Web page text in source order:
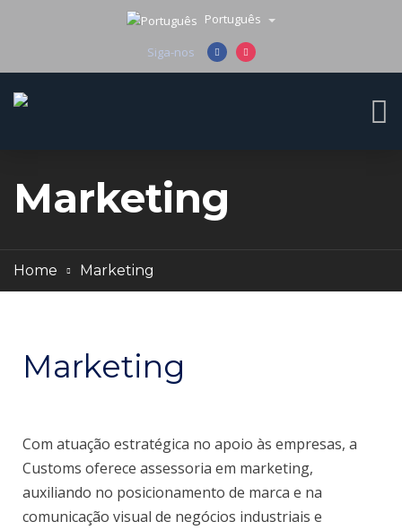
Português
Siga-nos
Marketing
Home Marketing
Marketing
Com atuação estratégica no apoio às empresas, a
Customs oferece assessoria em marketing,
auxiliando no posicionamento de marca e na
comunicação visual de negócios industriais e